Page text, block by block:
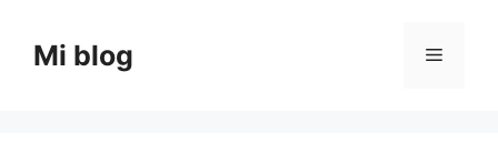
contenido
Mi blog Menú